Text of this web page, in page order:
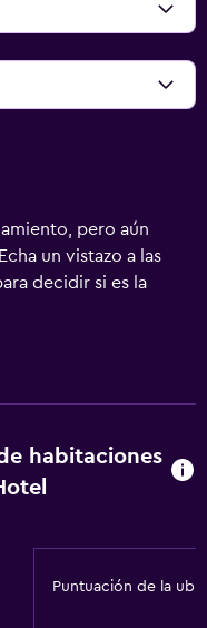
pero aún
un vistazo a las
decidir si es la
habitaciones
Puntuación de la